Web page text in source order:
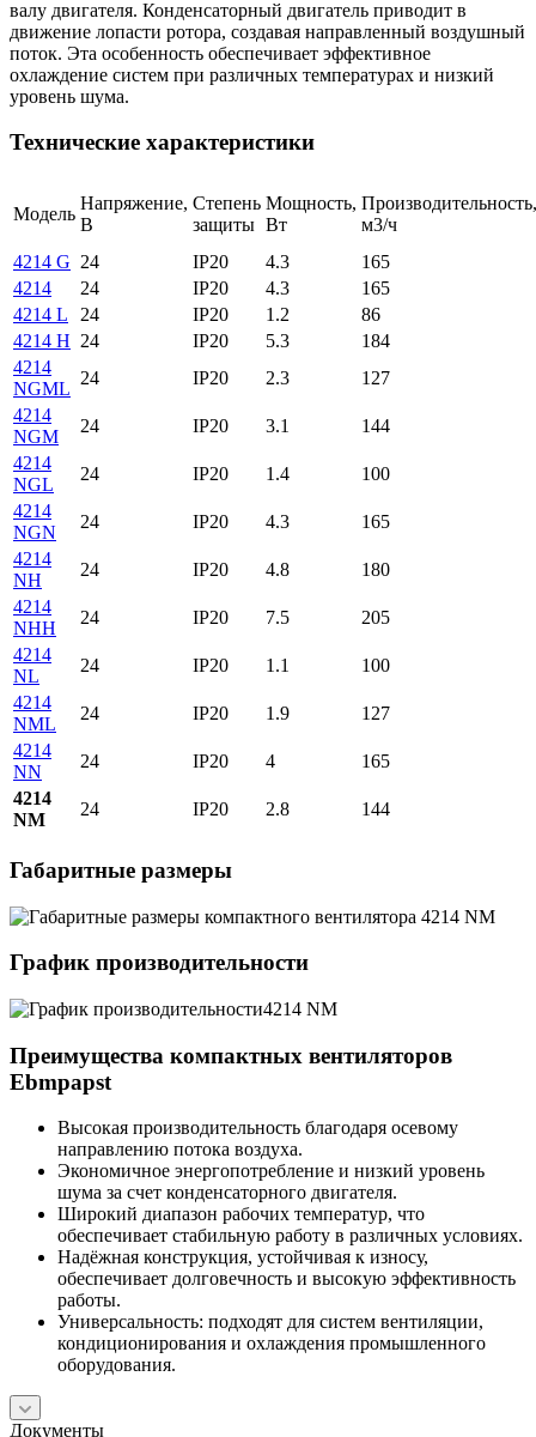
валу двигателя. Конденсаторный двигатель приводит в
движение лопасти ротора, создавая направленный воздушный
поток. Эта особенность обеспечивает эффективное
охлаждение систем при различных температурах и низкий
уровень шума.
Технические характеристики
Модель
Напряжение,
В
Степень
защиты
Мощность,
Вт
Производительность,
м3/ч
4214 G 24 IP20 4.3
165
4214
24 IP20 4.3
165
4214 L
24 IP20 1.2
86
4214 H 24 IP20 5.3
184
4214
NGML
24 IP20 2.3
127
4214
NGM
24 IP20 3.1
144
4214
NGL
24 IP20 1.4
100
4214
NGN
24 IP20 4.3
165
4214
NH
24 IP20 4.8
180
4214
NHH
24 IP20 7.5
205
4214
NL
24 IP20 1.1
100
4214
NML
24 IP20 1.9
127
4214
NN
24 IP20 4
165
4214
NM
24 IP20 2.8 144
Габаритные размеры
График производительности
Преимущества компактных вентиляторов
Ebmpapst
Высокая производительность благодаря осевому
направлению потока воздуха.
Экономичное энергопотребление и низкий уровень
шума за счет конденсаторного двигателя.
Широкий диапазон рабочих температур, что
обеспечивает стабильную работу в различных условиях.
Надёжная конструкция, устойчивая к износу,
обеспечивает долговечность и высокую эффективность
работы.
Универсальность: подходят для систем вентиляции,
кондиционирования и охлаждения промышленного
оборудования.
Документы